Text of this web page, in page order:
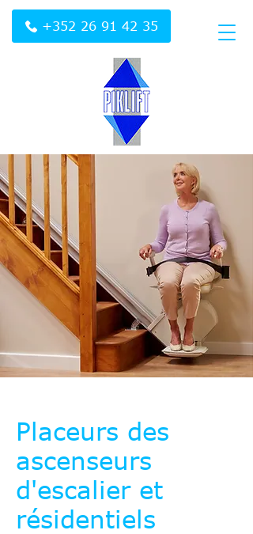
+352 26 91 42 35
Placeurs des
ascenseurs
d'escalier et
résidentiels